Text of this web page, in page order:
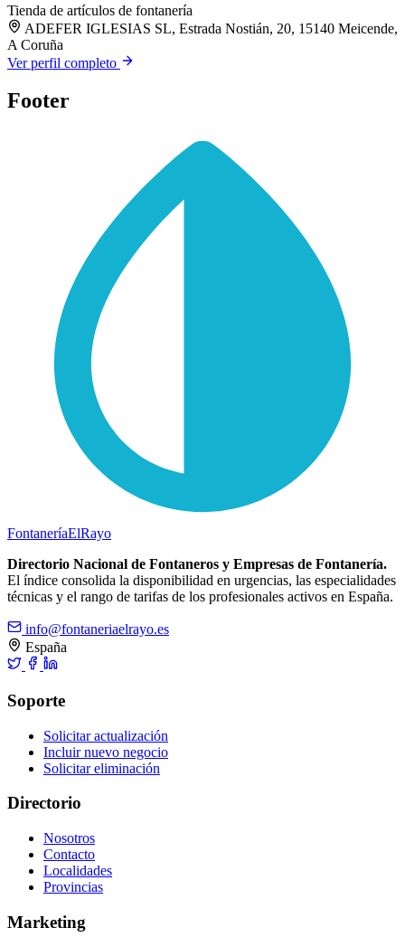
Tienda de artículos de fontanería
ADEFER IGLESIAS SL, Estrada Nostián, 20, 15140 Meicende,
A Coruña
Ver perfil completo
Footer
FontaneríaElRayo
Directorio Nacional de Fontaneros y Empresas de Fontanería.
El índice consolida la disponibilidad en urgencias, las especialidades
técnicas y el rango de tarifas de los profesionales activos en España.
info@fontaneriaelrayo.es
España
Soporte
Solicitar actualización
Incluir nuevo negocio
Solicitar eliminación
Directorio
Nosotros
Contacto
Localidades
Provincias
Marketing